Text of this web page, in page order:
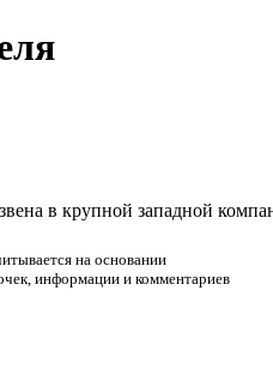
в крупной западной
на основании
информации и комментариев